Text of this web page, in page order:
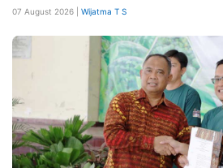
07 August 2026 | Wijatma T S